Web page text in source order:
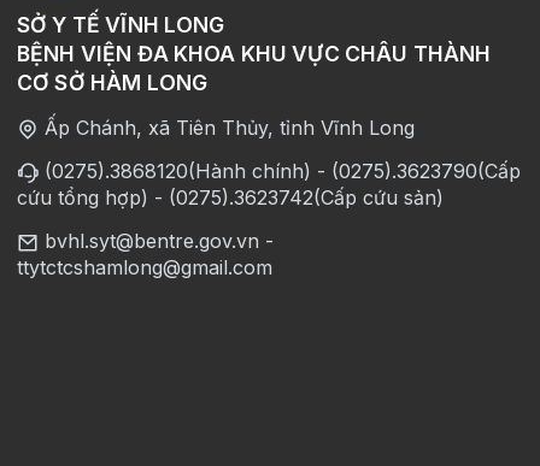
SỞ Y TẾ VĨNH LONG
BỆNH VIỆN ĐA KHOA KHU VỰC CHÂU THÀNH
CƠ SỞ HÀM LONG
Ấp Chánh, xã Tiên Thủy, tỉnh Vĩnh Long
(0275).3868120(Hành chính) - (0275).3623790(Cấp
cứu tổng hợp) - (0275).3623742(Cấp cứu sản)
bvhl.syt@bentre.gov.vn -
ttytctcshamlong@gmail.com